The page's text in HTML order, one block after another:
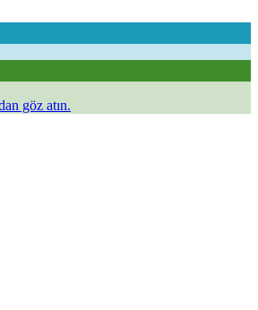
göz atın.